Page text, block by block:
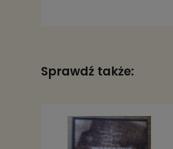
Sprawdź także: